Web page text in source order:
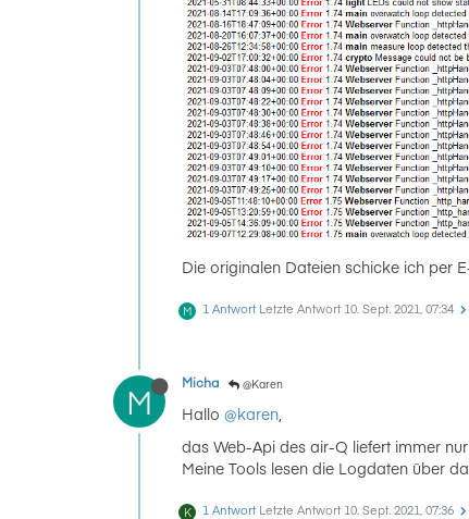
Die originalen Dateien schicke ich per
M 1 Antwort Letzte Antwort 10. Sept. 2021, 07:34
M Micha @Karen
Hallo @karen,
das Web-Api des air-Q liefert immer
Meine Tools lesen die Logdaten über
K 1 Antwort Letzte Antwort 10. Sept. 2021, 07:36